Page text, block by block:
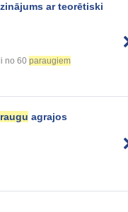
ar teorētiski
no 60 paraugiem
agrajos